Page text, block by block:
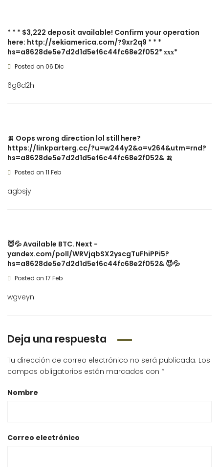
* * * $3,222 deposit available! Confirm your operation
here: http://sekiamerica.com/?9xr2q9 * * *
hs=a8628de5e7d2d1d5ef6c44fc68e2f052* ххх*
Posted on 06 Dic
6g8d2h
🍌 Oops wrong direction lol still here?
https://linkparterg.cc/?u=w244y2&o=v264&utm=rnd?
hs=a8628de5e7d2d1d5ef6c44fc68e2f052& 🍌
Posted on 11 Feb
agbsjy
😈💦 Available BTC. Next -
yandex.com/poll/WRVjqbSX2yscgTuFhiPPi5?
hs=a8628de5e7d2d1d5ef6c44fc68e2f052& 😈💦
Posted on 17 Feb
wgveyn
Deja una respuesta
Tu dirección de correo electrónico no será publicada. Los
campos obligatorios están marcados con *
Nombre
Correo electrónico